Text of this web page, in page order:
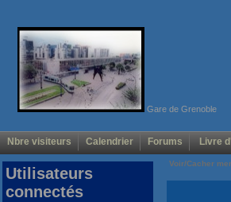
Gare de Grenoble
Nbre visiteurs Calendrier Forums Livre
Voir/Cacher
Utilisateurs
connectés